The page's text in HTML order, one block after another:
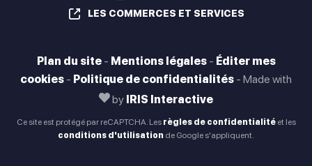
LES COMMERCES ET SERVICES
Plan du site - Mentions légales - Éditer mes
cookies - Politique de confidentialités - Made with
by IRIS Interactive
Ce site est protégé par reCAPTCHA. Les règles de confidentialitéet les
conditions d'utilisation de Google s'appliquent.